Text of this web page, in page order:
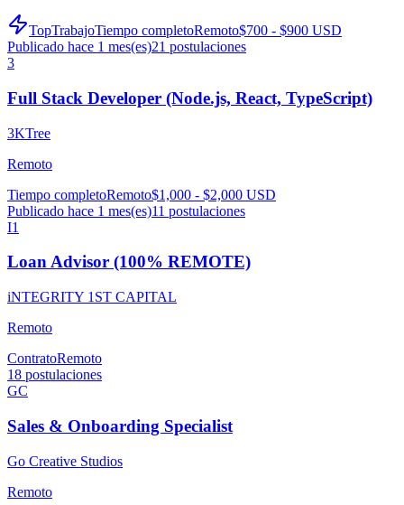
TopTrabajoTiempo completoRemoto$700 - $900 USD
Publicado hace 1 mes(es)21 postulaciones
3
Full Stack Developer (Node.js, React, TypeScript)
3KTree
Remoto
Tiempo completoRemoto$1,000 - $2,000 USD
Publicado hace 1 mes(es)11 postulaciones
I1
Loan Advisor (100% REMOTE)
iNTEGRITY 1ST CAPITAL
Remoto
ContratoRemoto
18 postulaciones
GC
Sales & Onboarding Specialist
Go Creative Studios
Remoto